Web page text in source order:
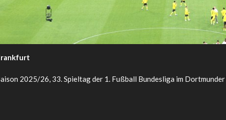
2025/26, 33. Spieltag der 1. Fußball Bundesliga im